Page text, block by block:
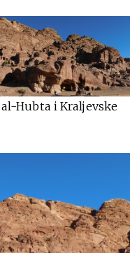
Hubta i Kraljevske